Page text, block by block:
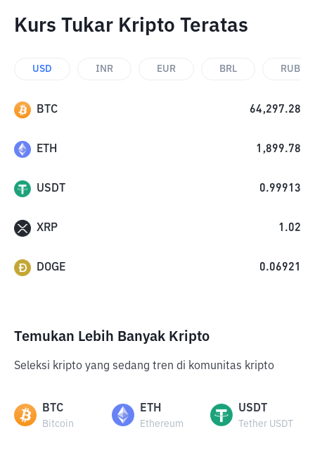
Kurs Tukar Kripto Teratas
USD INR EUR BRL RUB
BTC 64,297.28
ETH 1,899.78
USDT 0.99913
XRP 1.02
DOGE 0.06921
Temukan Lebih Banyak Kripto
Seleksi kripto yang sedang tren di komunitas kripto
BTC
Bitcoin
ETH
Ethereum
USDT
Tether USDT